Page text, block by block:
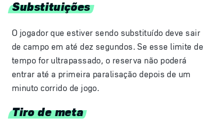
Substituições
O jogador que estiver sendo substituído deve sair
de campo em até dez segundos. Se esse limite de
tempo for ultrapassado, o reserva não poderá
entrar até a primeira paralisação depois de um
minuto corrido de jogo.
Tiro de meta